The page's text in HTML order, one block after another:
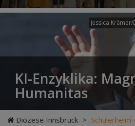
Jessica
KI-Enzyklika:
Humanitas
Diözese Innsbruck >